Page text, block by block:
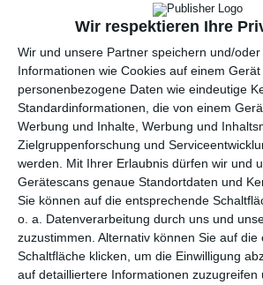
Wir respektieren Ihre
Wir und unsere Partner speichern und/
Informationen wie Cookies auf einem
personenbezogene Daten wie eindeutige
Standardinformationen, die von einem
Werbung und Inhalte, Werbung und
Zielgruppenforschung und
werden.
Mit Ihrer Erlaubnis dürfen wir und
Gerätescans genaue Standortdaten und
Sie können auf die entsprechende
o. a. Datenverarbeitung durch uns und
zuzustimmen. Alternativ können Sie auf die
Schaltfläche klicken, um die Einwilligung
auf detailliertere Informationen zuzugreifen
Geschlossenes
Badezimmer
Zu den